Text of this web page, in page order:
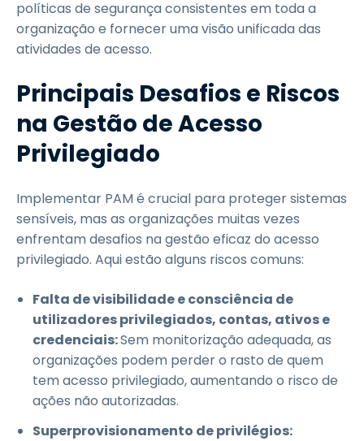
políticas de segurança consistentes em toda a
organização e fornecer uma visão unificada das
atividades de acesso.
Principais Desafios e Riscos
na Gestão de Acesso
Privilegiado
Implementar PAM é crucial para proteger sistemas
sensíveis, mas as organizações muitas vezes
enfrentam desafios na gestão eficaz do acesso
privilegiado. Aqui estão alguns riscos comuns:
Falta de visibilidade e consciência de
utilizadores privilegiados, contas, ativos e
credenciais:Sem monitorização adequada, as
organizações podem perder o rasto de quem
tem acesso privilegiado, aumentando o risco de
ações não autorizadas.
Superprovisionamento de privilégios: